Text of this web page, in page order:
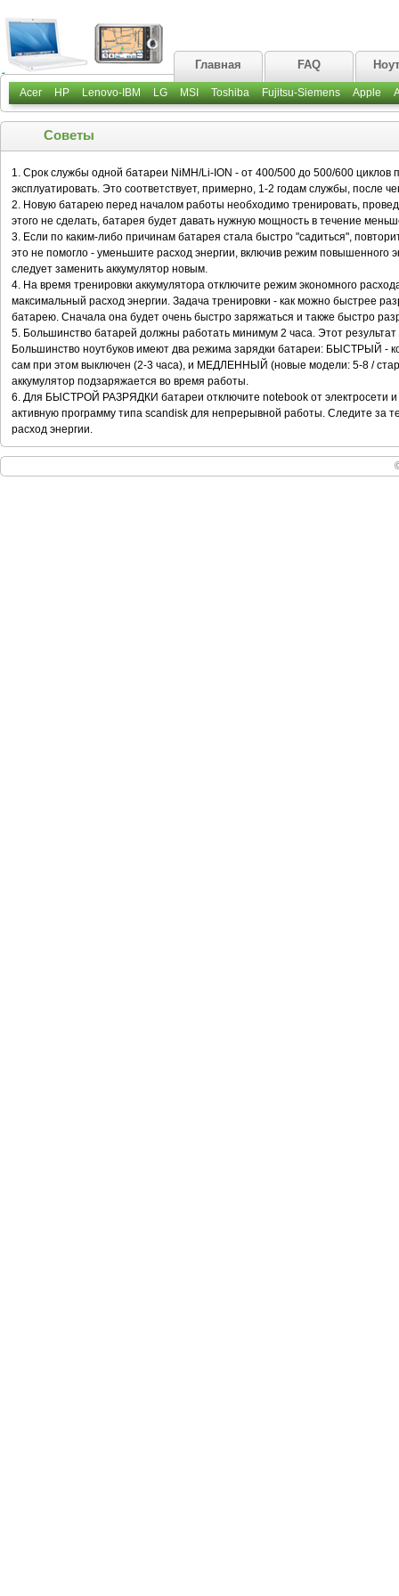
Главная FAQ
Acer HP Lenovo-IBM LG MSI Toshiba Fujitsu-Siemens Apple
Советы
1. Срок службы одной батареи NiMH/Li-ION - от 400/500 до 500/600 циклов
эксплуатировать. Это соответствует, примерно, 1-2 годам службы, после
2. Новую батарею перед началом работы необходимо тренировать,
этого не сделать, батарея будет давать нужную мощность в течение
3. Если по каким-либо причинам батарея стала быстро "садиться",
это не помогло - уменьшите расход энергии, включив режим повышенного
следует заменить аккумулятор новым.
4. На время тренировки аккумулятора отключите режим экономного
максимальный расход энергии. Задача тренировки - как можно быстрее
батарею. Сначала она будет очень быстро заряжаться и также быстро
5. Большинство батарей должны работать минимум 2 часа. Этот
Большинство ноутбуков имеют два режима зарядки батареи: БЫСТРЫЙ -
сам при этом выключен (2-3 часа), и МЕДЛЕННЫЙ (новые модели: 5-8 /
аккумулятор подзаряжается во время работы.
6. Для БЫСТРОЙ РАЗРЯДКИ батареи отключите notebook от электросети и
активную программу типа scandisk для непрерывной работы. Следите за
расход энергии.